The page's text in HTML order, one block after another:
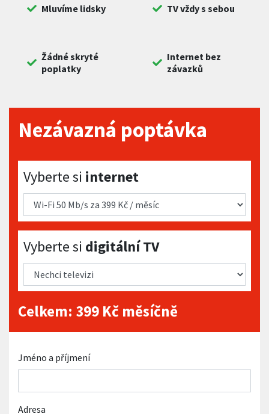
Mluvíme lidsky TV vždy s sebou
Žádné skryté
poplatky
Internet bez
závazků
Nezávazná poptávka
Vyberte si internet
Vyberte si internet
Vyberte si digitální TV
Vyberte si digitální TV
Celkem: 399 Kč měsíčně
Jméno a příjmení
Adresa